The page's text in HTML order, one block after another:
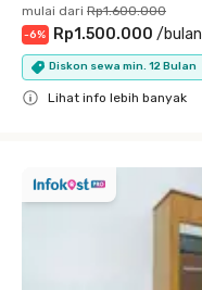
mulai dari Rp1.600.000
-6% Rp1.500.000 /bulan
Diskon sewa min. 12 Bulan
Lihat info lebih banyak